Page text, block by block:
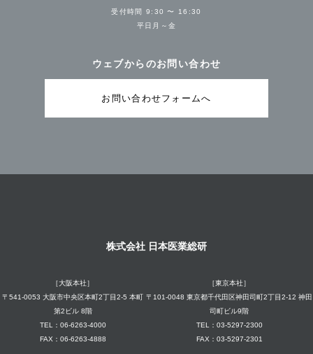
受付時間 9:30 〜 16:30
平日月～金
ウェブからのお問い合わせ
お問い合わせフォームへ
株式会社 日本医業総研
［大阪本社］
〒541-0053 大阪市中央区本町2丁目2-5 本町
第2ビル 8階
TEL：06-6263-4000
FAX：06-6263-4888
［東京本社］
〒101-0048 東京都千代田区神田司町2丁目2-12 神田
司町ビル9階
TEL：03-5297-2300
FAX：03-5297-2301